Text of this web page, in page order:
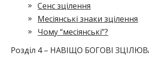
Сенс зцілення
Месіянські знаки зцілення
Чому “месіянські”?
Розділ 4 – НАВІЩО БОГОВІ